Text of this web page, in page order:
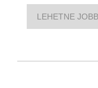
LEHETNE JOBB